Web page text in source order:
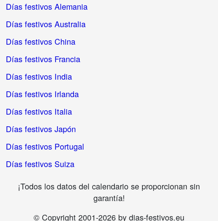
Días festivos Alemania
Días festivos Australia
Días festivos China
Días festivos Francia
Días festivos India
Días festivos Irlanda
Días festivos Italia
Días festivos Japón
Días festivos Portugal
Días festivos Suiza
¡Todos los datos del calendario se proporcionan sin
garantía!
© Copyright 2001-2026 by dias-festivos.eu